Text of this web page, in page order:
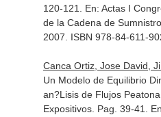
120-121. En: Actas I
de la Cadena de Sumnistro
2007. ISBN 978-84-611-
Canca Ortiz, Jose David,
Un Modelo de Equilibrio
an?Lisis de Flujos
Expositivos. Pag. 39-41.